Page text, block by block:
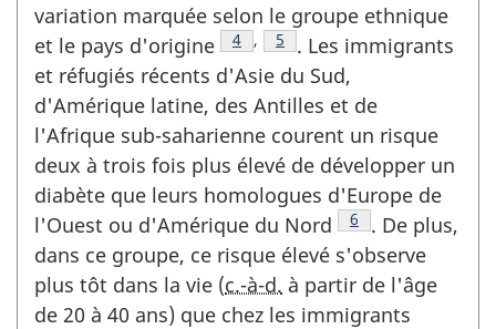
variation marquée selon le groupe ethnique
et le pays d'origine
Note de fin due texte
4 , Note de fin due texte
5
. Les immigrants
et réfugiés récents d'Asie du Sud,
d'Amérique latine, des Antilles et de
l'Afrique sub-saharienne courent un risque
deux à trois fois plus élevé de développer un
diabète que leurs homologues d'Europe de
l'Ouest ou d'Amérique du Nord
Note de fin due
6
. De plus,
dans ce groupe, ce risque élevé s'observe
plus tôt dans la vie (c.-à-d. à partir de l'âge
de 20 à 40 ans) que chez les immigrants